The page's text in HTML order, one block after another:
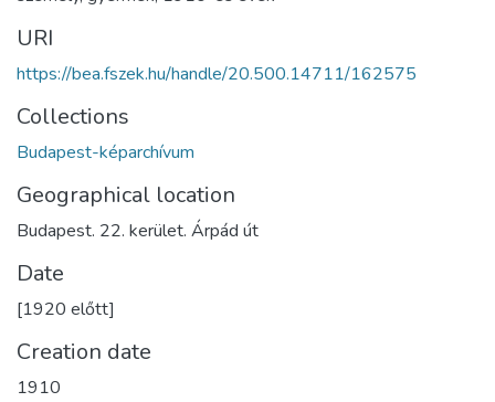
URI
https://bea.fszek.hu/handle/20.500.14711/162575
Collections
Budapest-képarchívum
Geographical location
Budapest. 22. kerület. Árpád út
Date
[1920 előtt]
Creation date
1910